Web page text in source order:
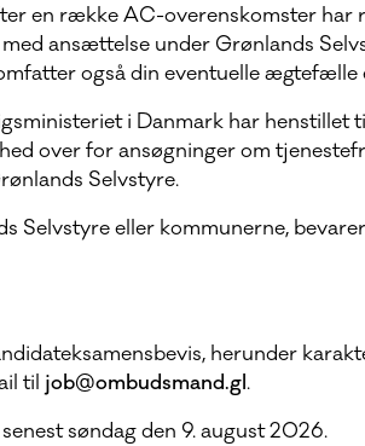
en række AC-overenskomster har
ansættelse under Grønlands
også din eventuelle ægtefælle
i Danmark har henstillet
over for ansøgninger om
Selvstyre.
Selvstyre eller kommunerne,
herunder
til job@ombudsmand.gl.
søndag den 9. august 2026.